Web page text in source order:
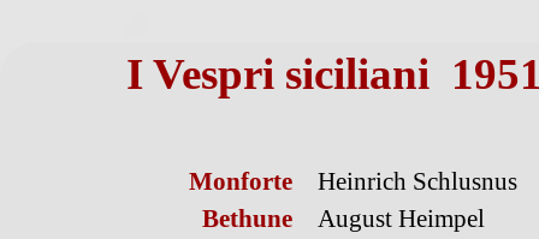
I Vespri siciliani
Monforte
Heinrich Schlusnus
Bethune
August Heimpel